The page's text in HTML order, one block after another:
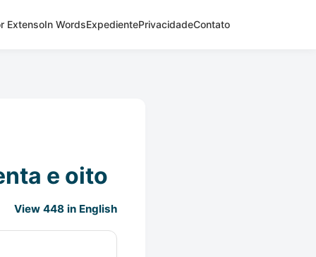
ExtensoIn WordsExpedientePrivacidadeContato
e oito
View 448 in English